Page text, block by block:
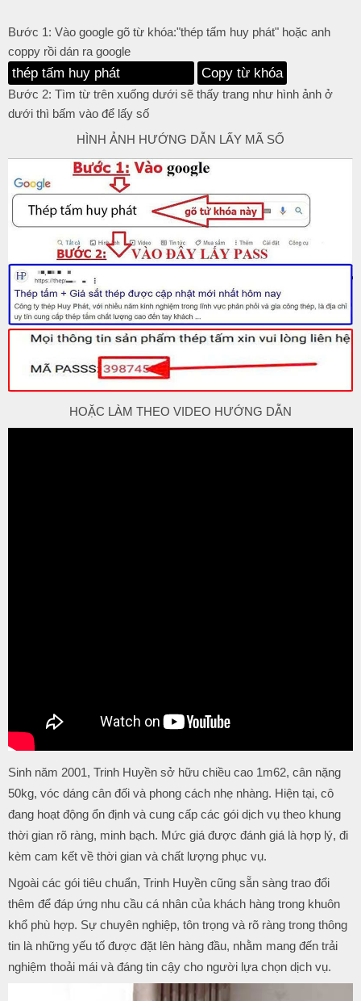
Bước 1: Vào google gõ từ khóa:"thép tấm huy phát" hoặc anh
coppy rồi dán ra google
Copy từ khóa
Bước 2: Tìm từ trên xuống dưới sẽ thấy trang như hình ảnh ở
dưới thì bấm vào để lấy số
HÌNH ẢNH HƯỚNG DẪN LẤY MÃ SỐ
HOẶC LÀM THEO VIDEO HƯỚNG DẪN
Sinh năm 2001, Trinh Huyền sở hữu chiều cao 1m62, cân nặng
50kg, vóc dáng cân đối và phong cách nhẹ nhàng. Hiện tại, cô
đang hoạt động ổn định và cung cấp các gói dịch vụ theo khung
thời gian rõ ràng, minh bạch. Mức giá được đánh giá là hợp lý, đi
kèm cam kết về thời gian và chất lượng phục vụ.
Ngoài các gói tiêu chuẩn, Trinh Huyền cũng sẵn sàng trao đổi
thêm để đáp ứng nhu cầu cá nhân của khách hàng trong khuôn
khổ phù hợp. Sự chuyên nghiệp, tôn trọng và rõ ràng trong thông
tin là những yếu tố được đặt lên hàng đầu, nhằm mang đến trải
nghiệm thoải mái và đáng tin cậy cho người lựa chọn dịch vụ.